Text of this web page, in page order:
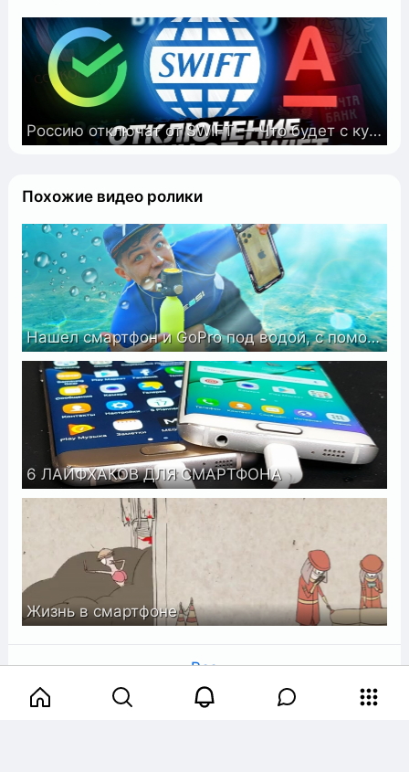
Россию отключат от SWIFT — Что будет с курсом доллара?
Похожие видео ролики
Нашел смартфон и GoPro под водой, с помощью акваланга у мажорского пляжа!
6 ЛАЙФХАКОВ ДЛЯ СМАРТФОНА
Жизнь в смартфоне
Все